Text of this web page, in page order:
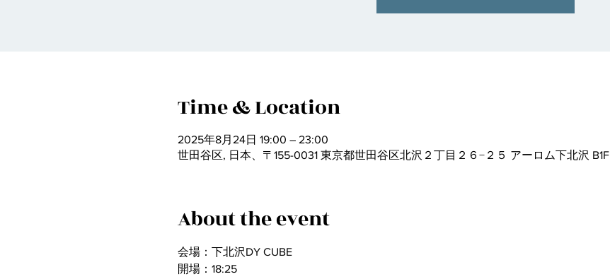
Time & Location
2025年8月24日 19:00 – 23:00
世田谷区, 日本、〒155-0031 東京都世田谷区北沢２丁目２６−２５ アーロム下北沢 B1F
About the event
会場：下北沢DY CUBE
開場：18:25